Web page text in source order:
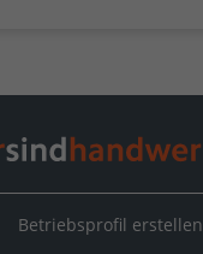
Betriebsprofil erstellen